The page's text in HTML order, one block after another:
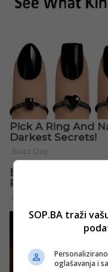
SOP.BA traži
oglašavanja i